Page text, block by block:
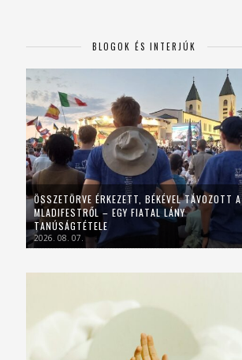
BLOGOK ÉS INTERJÚK
ÖSSZETÖRVE ÉRKEZETT, BÉKÉVEL TÁVOZOTT A
MLADIFESTRŐL – EGY FIATAL LÁNY
TANÚSÁGTÉTELE
2026. 08. 07.